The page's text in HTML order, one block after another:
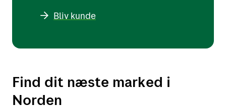
Bliv kunde
Find dit næste marked i
Norden